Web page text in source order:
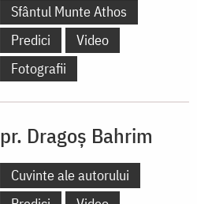
Sfântul Munte Athos
Predici
Video
Fotografii
pr. Dragoș Bahrim
Cuvinte ale autorului